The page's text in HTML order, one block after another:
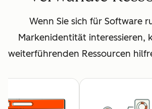
Wenn Sie sich für Software
Markenidentität interessieren,
weiterführenden Ressourcen